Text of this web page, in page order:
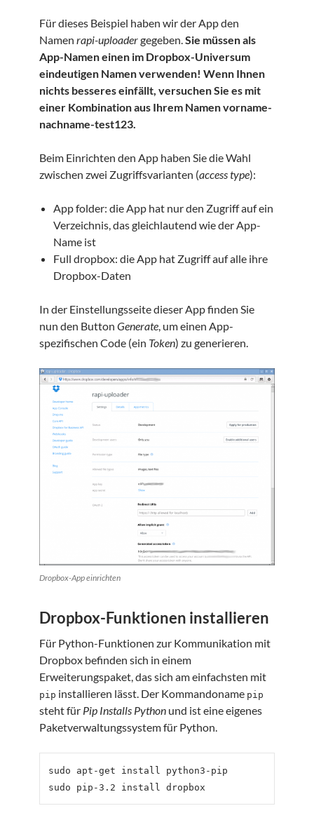
Für dieses Beispiel haben wir der App den
Namen rapi-uploadergegeben.Sie müssen als
App-Namen einen im Dropbox-Universum
eindeutigen Namen verwenden! Wenn Ihnen
nichts besseres einfällt, versuchen Sie es mit
einer Kombination aus Ihrem Namen vorname-
nachname-test123.
Beim Einrichten den App haben Sie die Wahl
zwischen zwei Zugriffsvarianten (access type):
App folder: die App hat nur den Zugriff auf ein
Verzeichnis, das gleichlautend wie der App-
Name ist
Full dropbox: die App hat Zugriff auf alle ihre
Dropbox-Daten
In der Einstellungsseite dieser App finden Sie
nun den Button Generate, um einen App-
spezifischen Code (ein Token) zu generieren.
Dropbox-App einrichten
Dropbox-Funktionen installieren
Für Python-Funktionen zur Kommunikation mit
Dropbox befinden sich in einem
Erweiterungspaket, das sich am einfachsten mit
pip installieren lässt. Der Kommandoname pip
steht für Pip Installs Python und ist eine eigenes
Paketverwaltungssystem für Python.
sudo apt-get install python3-pip